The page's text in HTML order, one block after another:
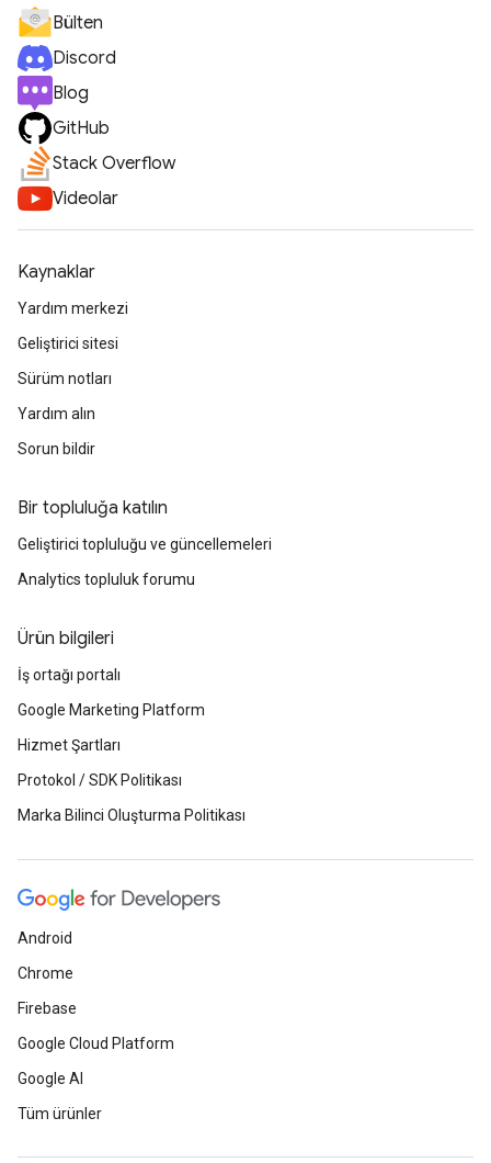
Bülten
Discord
Blog
GitHub
Stack Overflow
Videolar
Kaynaklar
Yardım merkezi
Geliştirici sitesi
Sürüm notları
Yardım alın
Sorun bildir
Bir topluluğa katılın
Geliştirici topluluğu ve güncellemeleri
Analytics topluluk forumu
Ürün bilgileri
İş ortağı portalı
Google Marketing Platform
Hizmet Şartları
Protokol / SDK Politikası
Marka Bilinci Oluşturma Politikası
Android
Chrome
Firebase
Google Cloud Platform
Google AI
Tüm ürünler